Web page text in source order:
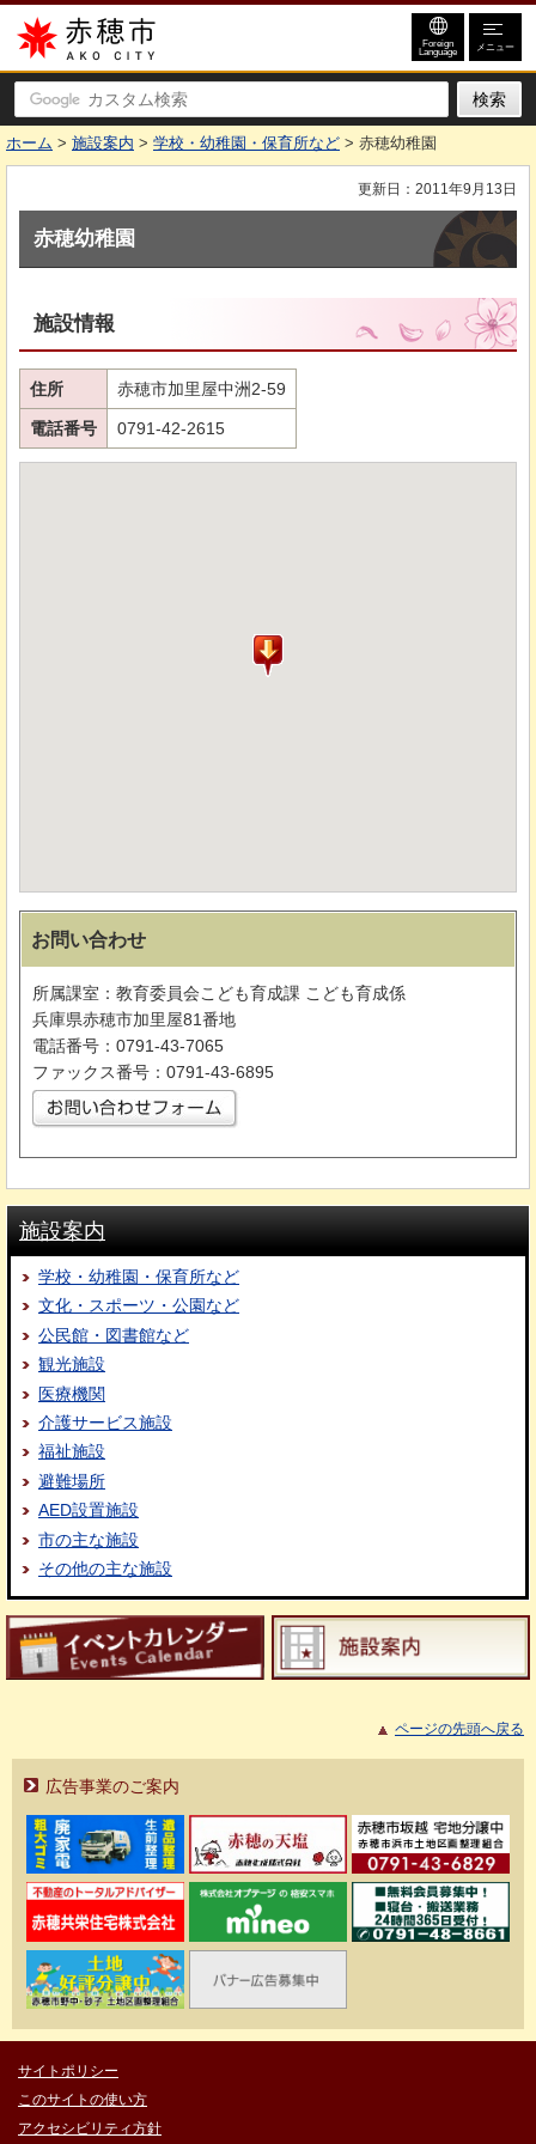
赤穂市
Foreign
Language メニュー
ホーム > 施設案内 > 学校・幼稚園・保育所など > 赤穂幼稚園
更新日：2011年9月13日
赤穂幼稚園
施設情報
住所 赤穂市加里屋中洲2-59
電話番号 0791-42-2615
お問い合わせ
所属課室：教育委員会こども育成課 こども育成係
兵庫県赤穂市加里屋81番地
電話番号：0791-43-7065
ファックス番号：0791-43-6895
施設案内
学校・幼稚園・保育所など
文化・スポーツ・公園など
公民館・図書館など
観光施設
医療機関
介護サービス施設
福祉施設
避難場所
AED設置施設
市の主な施設
その他の主な施設
ページの先頭へ戻る
広告事業のご案内
サイトポリシー
このサイトの使い方
アクセシビリティ方針